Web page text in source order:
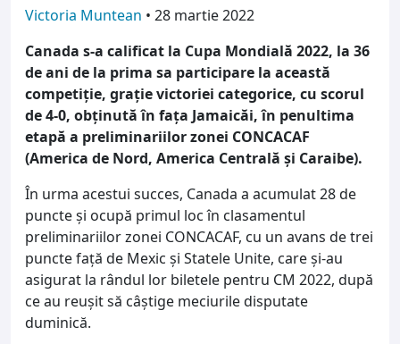
Victoria Muntean • 28 martie 2022
Canada s-a calificat la Cupa Mondială 2022, la 36
de ani de la prima sa participare la această
competiţie, graţie victoriei categorice, cu scorul
de 4-0, obţinută în faţa Jamaicăi, în penultima
etapă a preliminariilor zonei CONCACAF
(America de Nord, America Centrală şi Caraibe).
În urma acestui succes, Canada a acumulat 28 de
puncte şi ocupă primul loc în clasamentul
preliminariilor zonei CONCACAF, cu un avans de trei
puncte faţă de Mexic şi Statele Unite, care şi-au
asigurat la rândul lor biletele pentru CM 2022, după
ce au reuşit să câştige meciurile disputate
duminică.